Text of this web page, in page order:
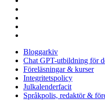
Bloggarkiv
Chat GPT-utbildning för
Föreläsningar & kurser
Integritetspolicy
Julkalenderfacit
Språkpolis, redaktör &